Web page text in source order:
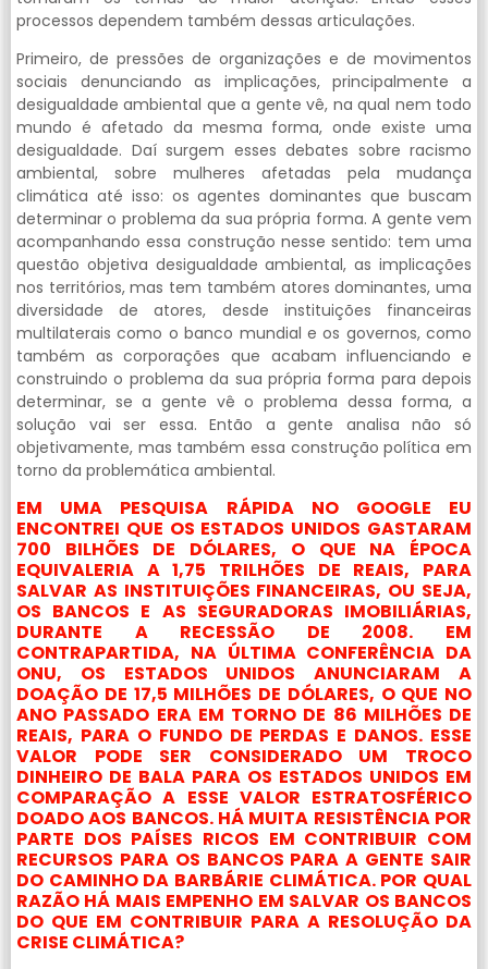
processos dependem também dessas articulações.
Primeiro, de pressões de organizações e de movimentos
sociais denunciando as implicações, principalmente a
desigualdade ambiental que a gente vê, na qual nem todo
mundo é afetado da mesma forma, onde existe uma
desigualdade. Daí surgem esses debates sobre racismo
ambiental, sobre mulheres afetadas pela mudança
climática até isso: os agentes dominantes que buscam
determinar o problema da sua própria forma. A gente vem
acompanhando essa construção nesse sentido: tem uma
questão objetiva desigualdade ambiental, as implicações
nos territórios, mas tem também atores dominantes, uma
diversidade de atores, desde instituições financeiras
multilaterais como o banco mundial e os governos, como
também as corporações que acabam influenciando e
construindo o problema da sua própria forma para depois
determinar, se a gente vê o problema dessa forma, a
solução vai ser essa. Então a gente analisa não só
objetivamente, mas também essa construção política em
torno da problemática ambiental.
EM UMA PESQUISA RÁPIDA NO GOOGLE EU
ENCONTREI QUE OS ESTADOS UNIDOS GASTARAM
700 BILHÕES DE DÓLARES, O QUE NA ÉPOCA
EQUIVALERIA A 1,75 TRILHÕES DE REAIS, PARA
SALVAR AS INSTITUIÇÕES FINANCEIRAS, OU SEJA,
OS BANCOS E AS SEGURADORAS IMOBILIÁRIAS,
DURANTE A RECESSÃO DE 2008. EM
CONTRAPARTIDA, NA ÚLTIMA CONFERÊNCIA DA
ONU, OS ESTADOS UNIDOS ANUNCIARAM A
DOAÇÃO DE 17,5 MILHÕES DE DÓLARES, O QUE NO
ANO PASSADO ERA EM TORNO DE 86 MILHÕES DE
REAIS, PARA O FUNDO DE PERDAS E DANOS. ESSE
VALOR PODE SER CONSIDERADO UM TROCO
DINHEIRO DE BALA PARA OS ESTADOS UNIDOS EM
COMPARAÇÃO A ESSE VALOR ESTRATOSFÉRICO
DOADO AOS BANCOS. HÁ MUITA RESISTÊNCIA POR
PARTE DOS PAÍSES RICOS EM CONTRIBUIR COM
RECURSOS PARA OS BANCOS PARA A GENTE SAIR
DO CAMINHO DA BARBÁRIE CLIMÁTICA. POR QUAL
RAZÃO HÁ MAIS EMPENHO EM SALVAR OS BANCOS
DO QUE EM CONTRIBUIR PARA A RESOLUÇÃO DA
CRISE CLIMÁTICA?